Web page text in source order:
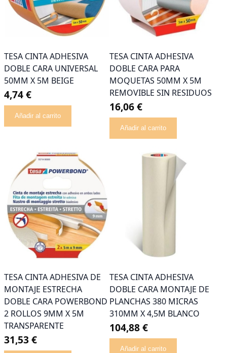
TESA CINTA ADHESIVA
DOBLE CARA UNIVERSAL
50MM X 5M BEIGE
4,74 €
Añadir al carrito
TESA CINTA ADHESIVA
DOBLE CARA PARA
MOQUETAS 50MM X 5M
REMOVIBLE SIN RESIDUOS
16,06 €
Añadir al carrito
TESA CINTA ADHESIVA DE
MONTAJE ESTRECHA
DOBLE CARA POWERBOND
2 ROLLOS 9MM X 5M
TRANSPARENTE
31,53 €
TESA CINTA ADHESIVA
DOBLE CARA MONTAJE DE
PLANCHAS 380 MICRAS
310MM X 4,5M BLANCO
104,88 €
Añadir al carrito